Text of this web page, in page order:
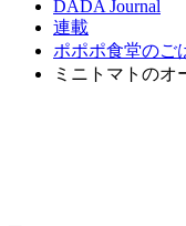
DADA Journal
連載
ポポポ食堂のご
ミニトマトのオ